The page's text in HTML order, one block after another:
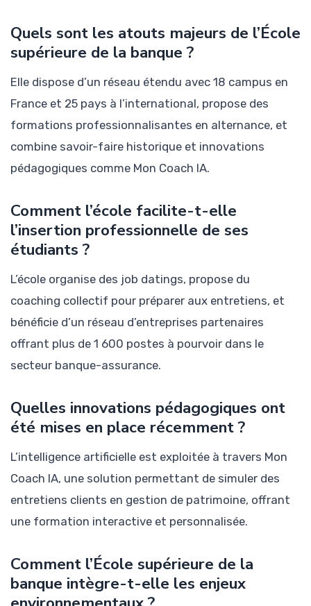
Quels sont les atouts majeurs de l’École
supérieure de la banque ?
Elle dispose d’un réseau étendu avec 18 campus en
France et 25 pays à l’international, propose des
formations professionnalisantes en alternance, et
combine savoir-faire historique et innovations
pédagogiques comme Mon Coach IA.
Comment l’école facilite-t-elle
l’insertion professionnelle de ses
étudiants ?
L’école organise des job datings, propose du
coaching collectif pour préparer aux entretiens, et
bénéficie d’un réseau d’entreprises partenaires
offrant plus de 1 600 postes à pourvoir dans le
secteur banque-assurance.
Quelles innovations pédagogiques ont
été mises en place récemment ?
L’intelligence artificielle est exploitée à travers Mon
Coach IA, une solution permettant de simuler des
entretiens clients en gestion de patrimoine, offrant
une formation interactive et personnalisée.
Comment l’École supérieure de la
banque intègre-t-elle les enjeux